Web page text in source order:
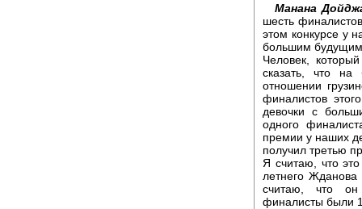
Манана
шесть
этом конкурсе у
большим будущим
Человек,
сказать, что
отношении
финалистов
девочки с
одного
премии у наших
получил третью
Я считаю, что
летнего
считаю, что он
финалисты были